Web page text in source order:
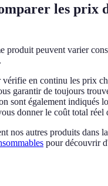
les prix
produit peuvent varier
en continu les prix
garantir de toujours
sont également indiqués
donner le coût total réel
nos autres produits dans
pour découvrir